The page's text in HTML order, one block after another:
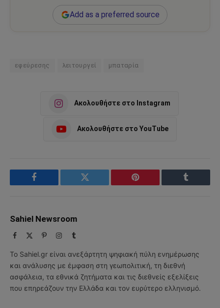
Add as a preferred source
εφεύρεσης λειτουργεί μπαταρία
Ακολουθήστε στο Instagram
Ακολουθήστε στο YouTube
Facebook Twitter Pinterest Tumblr
Sahiel Newsroom
Facebook PinterestInstagram
Tumblr
Το Sahiel.gr είναι ανεξάρτητη ψηφιακή πύλη ενημέρωσης
και ανάλυσης με έμφαση στη γεωπολιτική, τη διεθνή
ασφάλεια, τα εθνικά ζητήματα και τις διεθνείς εξελίξεις
που επηρεάζουν την Ελλάδα και τον ευρύτερο ελληνισμό.